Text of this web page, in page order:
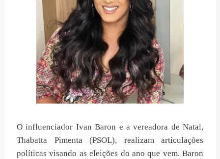
O influenciador Ivan Baron e a vereadora de Natal,
Thabatta Pimenta (PSOL), realizam articulações
políticas visando as eleições do ano que vem. Baron